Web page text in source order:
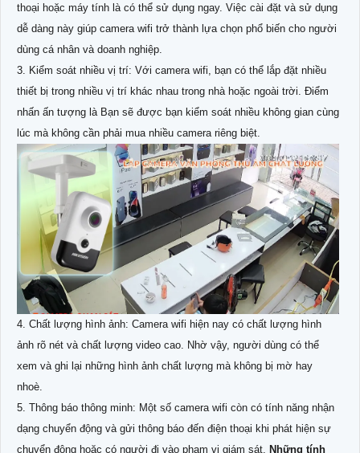
thoại hoặc máy tính là có thể sử dụng ngay. Việc cài đặt và sử dụng
dễ dàng này giúp camera wifi trở thành lựa chọn phổ biến cho người
dùng cá nhân và doanh nghiệp.
3. Kiểm soát nhiều vị trí: Với camera wifi, bạn có thể lắp đặt nhiều
thiết bị trong nhiều vị trí khác nhau trong nhà hoặc ngoài trời. Điểm
nhấn ấn tượng là Bạn sẽ được bạn kiểm soát nhiều không gian cùng
lúc mà không cần phải mua nhiều camera riêng biệt.
4. Chất lượng hình ảnh: Camera wifi hiện nay có chất lượng hình
ảnh rõ nét và chất lượng video cao. Nhờ vậy, người dùng có thể
xem và ghi lại những hình ảnh chất lượng mà không bị mờ hay
nhoè.
5. Thông báo thông minh: Một số camera wifi còn có tính năng nhận
dạng chuyển động và gửi thông báo đến điện thoại khi phát hiện sự
chuyển động hoặc có người đi vào phạm vi giám sát. Những tính